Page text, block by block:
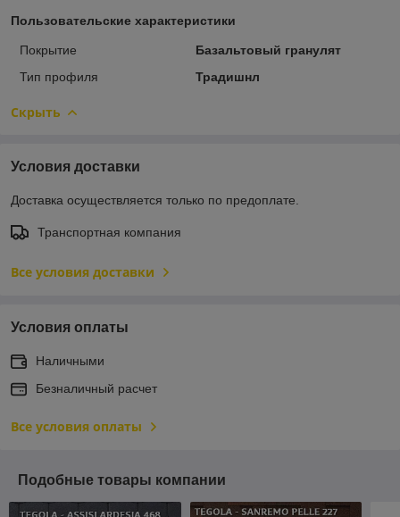
Пользовательские характеристики
Покрытие
Базальтовый гранулят
Тип профиля
Традишнл
Скрыть
Условия доставки
Доставка осуществляется только по предоплате.
Транспортная компания
Все условия доставки
Условия оплаты
Наличными
Безналичный расчет
Все условия оплаты
Подобные товары компании